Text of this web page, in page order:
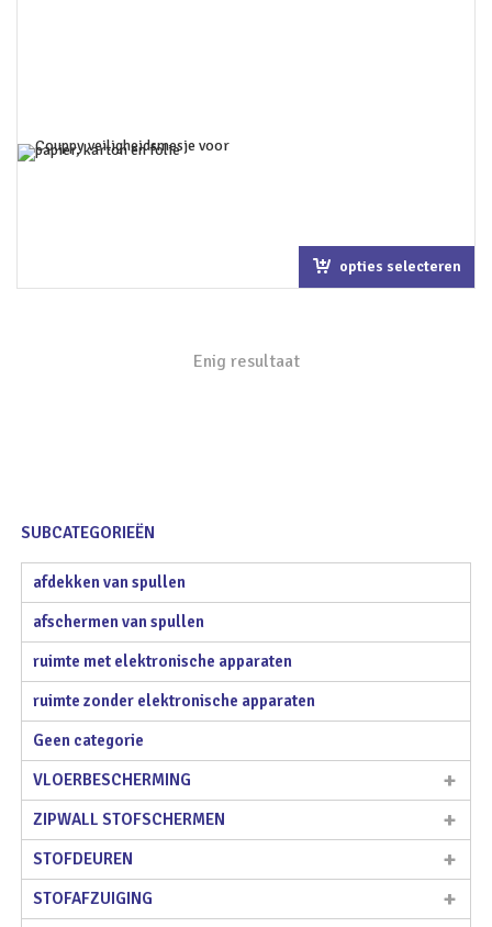
opties selecteren
Enig resultaat
SUBCATEGORIEËN
afdekken van spullen
afschermen van spullen
ruimte met elektronische apparaten
ruimte zonder elektronische apparaten
Geen categorie
VLOERBESCHERMING
ZIPWALL STOFSCHERMEN
STOFDEUREN
STOFAFZUIGING